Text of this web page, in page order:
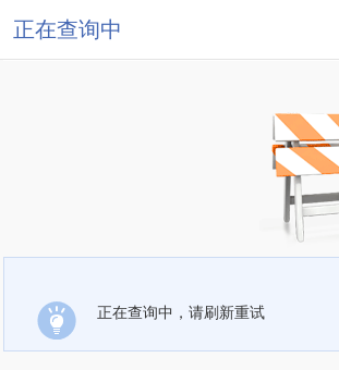
正在查询中
正在查询中，请刷新重试